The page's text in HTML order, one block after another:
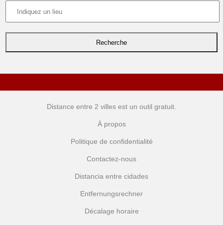
Distance entre 2 villes est un outil gratuit.
À propos
Politique de confidentialité
Contactez-nous
Distancia entre cidades
Entfernungsrechner
Décalage horaire